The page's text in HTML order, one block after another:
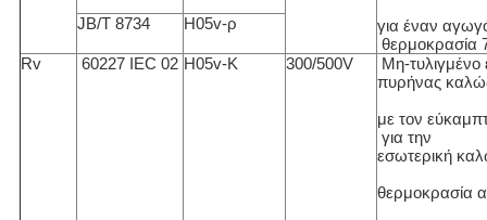
για έναν
θερμοκρασία
JB/T 8734 H05v-ρ
Rv 60227 IEC 02 H05v-Κ 300/500V
Μη-τυλιγμένο
πυρήνας
με τον
για την
εσωτερική
θερμοκρασία